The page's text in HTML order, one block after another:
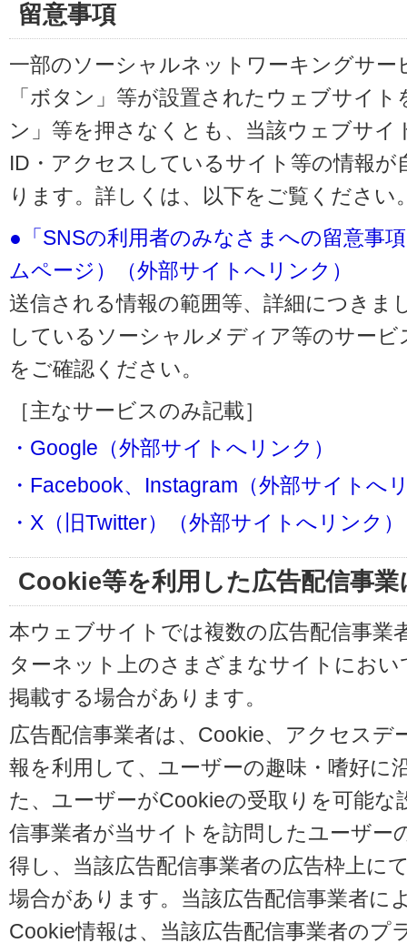
留意事項
一部のソーシャルネットワーキングサー
「ボタン」等が設置されたウェブサイ
ン」等を押さなくとも、当該ウェブサイ
ID・アクセスしているサイト等の情報
ります。詳しくは、以下をご覧ください
●「SNSの利用者のみなさまへの留意事
ムページ）（外部サイトへリンク）
送信される情報の範囲等、詳細につきま
しているソーシャルメディア等のサー
をご確認ください。
［主なサービスのみ記載］
・Google（外部サイトへリンク）
・Facebook、Instagram（外部サイトへ
・X（旧Twitter）（外部サイトへリンク）
Cookie等を利用した広告配信事
本ウェブサイトでは複数の広告配信事業
ターネット上のさまざまなサイトにお
掲載する場合があります。
広告配信事業者は、Cookie、アクセスデ
報を利用して、ユーザーの趣味・嗜好に
た、ユーザーがCookieの受取りを可能
信事業者が当サイトを訪問したユーザー
得し、当該広告配信事業者の広告枠上に
場合があります。当該広告配信事業者に
Cookie情報は、当該広告配信事業者のプ